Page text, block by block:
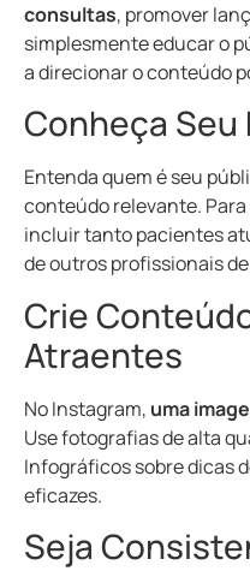
consultas, promover
simplesmente educar o
a direcionar o conteúdo
Conheça
Entenda quem é seu
conteúdo relevante.
incluir tanto pacientes
de outros profissionais
Crie
Atraentes
No Instagram, uma
Use fotografias de alta
Infográficos sobre dicas
eficazes.
Seja